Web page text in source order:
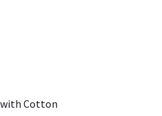
with Cotton